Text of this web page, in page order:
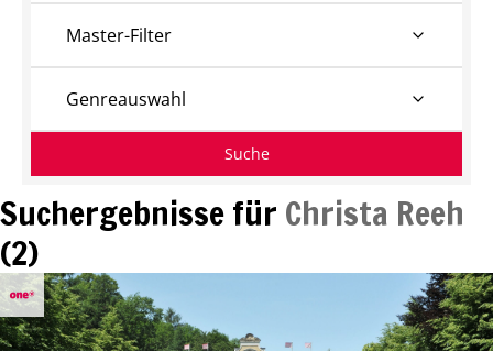
Suchergebnisse für Christa Reeh
(2)
Master-Filter
Genreauswahl
Suche